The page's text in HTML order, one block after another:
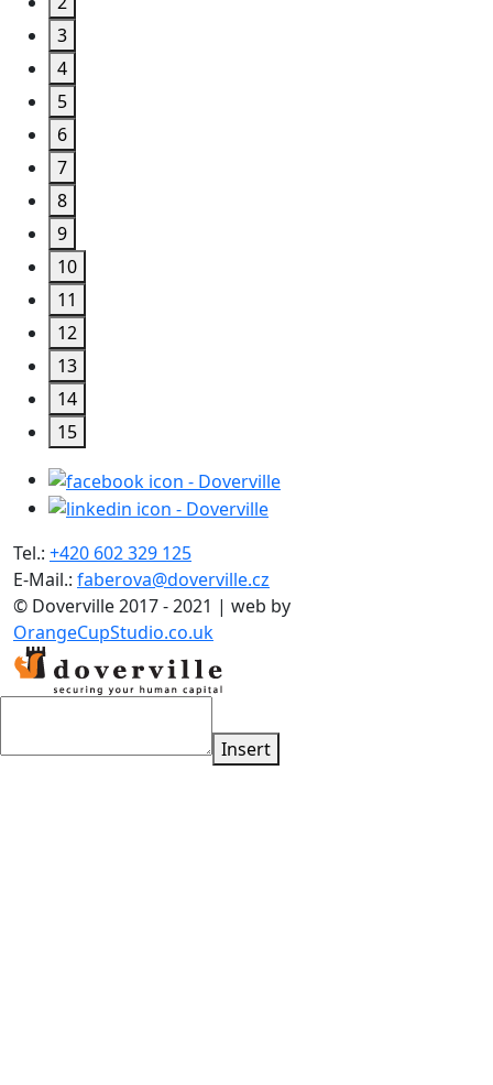
3
4
5
6
7
8
9
10
11
12
13
14
15
Tel.: +420 602 329 125
E-Mail.: faberova@doverville.cz
© Doverville 2017 - 2021 | web by
OrangeCupStudio.co.uk
Insert